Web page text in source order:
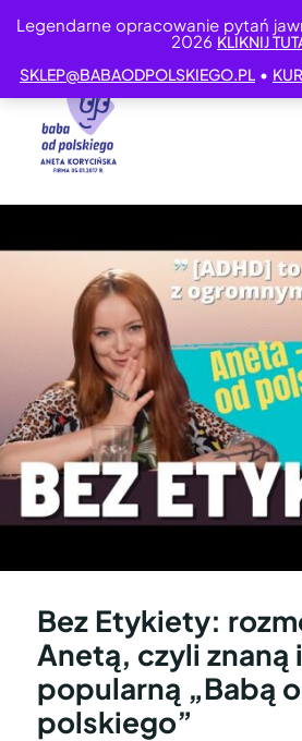
Legendarne opracowanie pytań
2026 KLIKNIJ
SKLEP@BABAODPOLSKIEGO.PL •
Bez Etykiety:
Anetą, czyli znaną i
popularną „Babą
polskiego”